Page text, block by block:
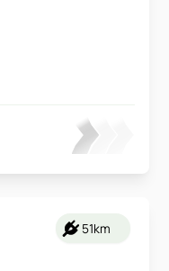
51km